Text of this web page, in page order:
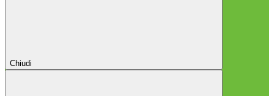
Chiudi